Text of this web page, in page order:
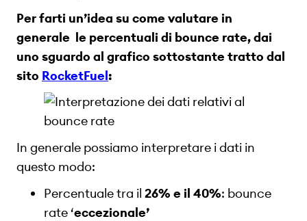
Per farti un’idea su come valutare in
generale le percentuali di bounce rate, dai
uno sguardo al grafico sottostante tratto dal
sito RocketFuel:
In generale possiamo interpretare i dati in
questo modo:
Percentuale tra il 26% e il 40%: bounce
rate ‘eccezionale’